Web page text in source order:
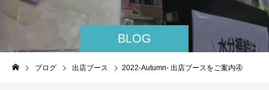
BLOG
ブログ 出店ブース 2022-Autumn- 出店ブースをご案内④